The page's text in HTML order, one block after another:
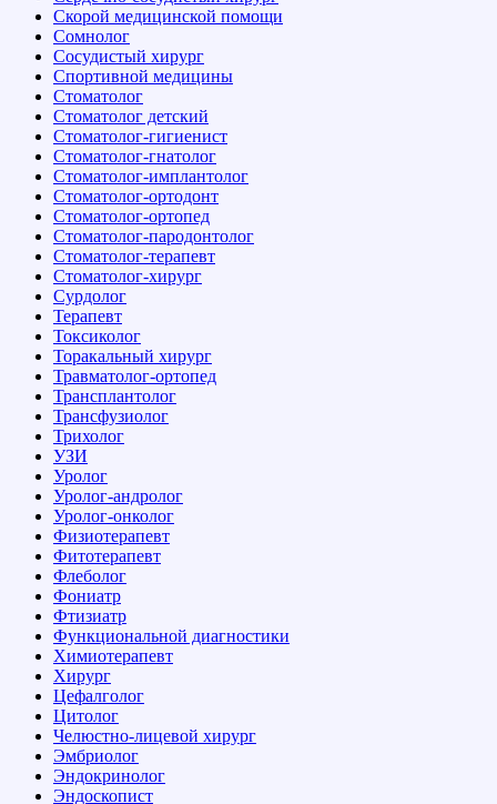
Скорой медицинской помощи
Сомнолог
Сосудистый хирург
Спортивной медицины
Стоматолог
Стоматолог детский
Стоматолог-гигиенист
Стоматолог-гнатолог
Стоматолог-имплантолог
Стоматолог-ортодонт
Стоматолог-ортопед
Стоматолог-пародонтолог
Стоматолог-терапевт
Стоматолог-хирург
Сурдолог
Терапевт
Токсиколог
Торакальный хирург
Травматолог-ортопед
Трансплантолог
Трансфузиолог
Трихолог
УЗИ
Уролог
Уролог-андролог
Уролог-онколог
Физиотерапевт
Фитотерапевт
Флеболог
Фониатр
Фтизиатр
Функциональной диагностики
Химиотерапевт
Хирург
Цефалголог
Цитолог
Челюстно-лицевой хирург
Эмбриолог
Эндокринолог
Эндоскопист